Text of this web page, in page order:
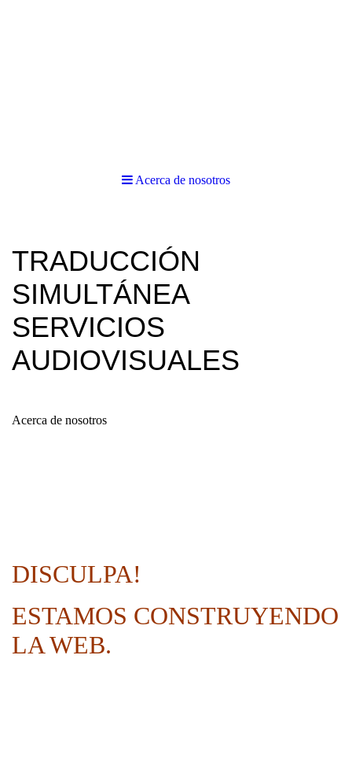
Acerca de nosotros
TRADUCCIÓN
SIMULTÁNEA
SERVICIOS
AUDIOVISUALES
Acerca de nosotros
DISCULPA!
ESTAMOS CONSTRUYENDO
LA WEB.